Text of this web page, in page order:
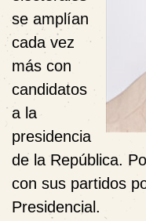
se amplían
cada vez
más con
candidatos
a la
presidencia
de la República.
con sus partidos
Presidencial.